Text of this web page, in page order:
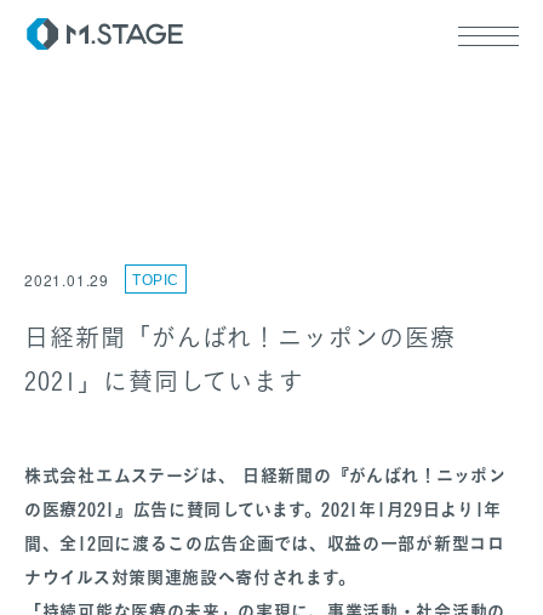
会社情報
SERVICE TOP
ウェルビーイング
RECRUIT
2021.01.29 TOPIC
日経新聞「がんばれ！ニッポンの医療
2021」に賛同しています
株式会社エムステージは、 日経新聞の『がんばれ！ニッポン
の医療2021』広告に賛同しています。2021年1月29日より1年
間、全12回に渡るこの広告企画では、収益の一部が新型コロ
ナウイルス対策関連施設へ寄付されます。